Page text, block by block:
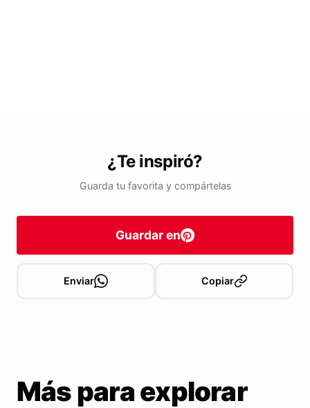
¿Te inspiró?
Guarda tu favorita y compártelas
Guardar en
Enviar Copiar
Más para explorar